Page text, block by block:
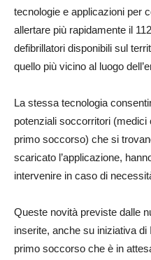
tecnologie e applicazioni per
allertare più rapidamente il
defibrillatori disponibili sul
quello più vicino al luogo
La stessa tecnologia
potenziali soccorritori
primo soccorso) che si
scaricato l’applicazione,
intervenire in caso di
Queste novità previste dalle
inserite, anche su iniziativa
primo soccorso che è in